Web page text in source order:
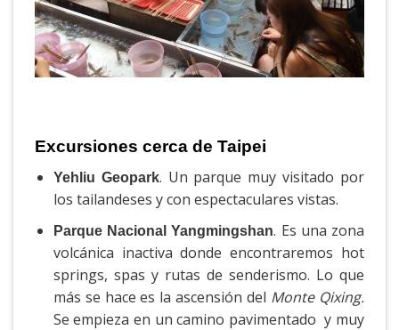
Excursiones cerca de Taipei
Yehliu Geopark. Un parque muy visitado por
los tailandeses y con espectaculares vistas.
Parque Nacional Yangmingshan. Es una zona
volcánica inactiva donde encontraremos hot
springs, spas y rutas de senderismo. Lo que
más se hace es la ascensión del Monte Qixing.
Se empieza en un camino pavimentado y muy